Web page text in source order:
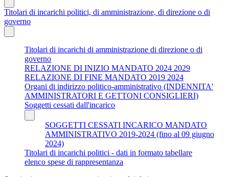
Titolari di incarichi politici, di amministrazione, di direzione o di
governo
Titolari di incarichi di amministrazione di direzione o di
governo
RELAZIONE DI INIZIO MANDATO 2024 2029
RELAZIONE DI FINE MANDATO 2019 2024
Organi di indirizzo politico-amministrativo (INDENNITA'
AMMINISTRATORI E GETTONI CONSIGLIERI)
Soggetti cessati dall'incarico
SOGGETTI CESSATI INCARICO MANDATO
AMMINISTRATIVO 2019-2024 (fino al 09 giugno
2024)
Titolari di incarichi politici - dati in formato tabellare
elenco spese di rappresentanza